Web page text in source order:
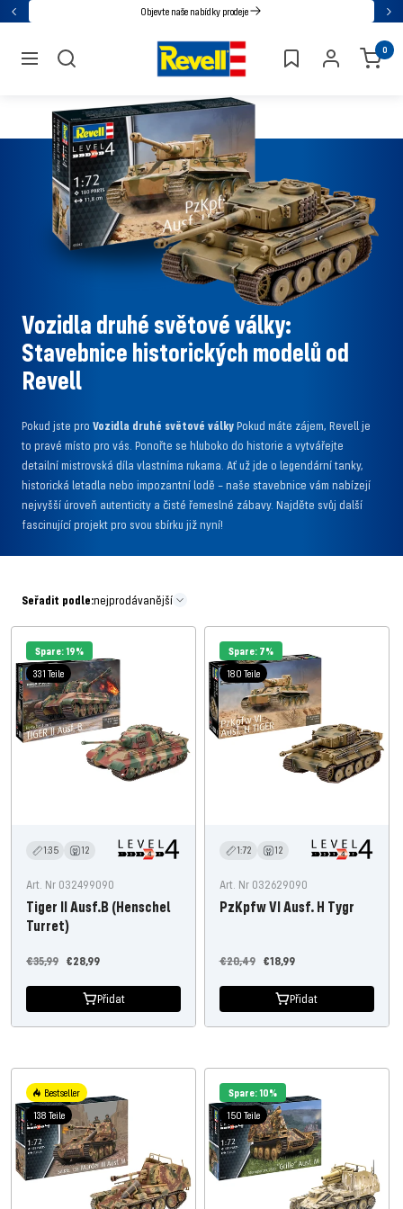
Přejděte
Zpět Objevte naše nabídky prodeje
navigace
Revell 0
Vozidla druhé světové války:
Stavebnice historických modelů od
Revell
Pokud jste pro Vozidla druhé světové válkyPokud máte zájem, Revell je
to pravé místo pro vás. Ponořte se hluboko do historie a vytvářejte
detailní mistrovská díla vlastníma rukama. Ať už jde o legendární tanky,
historická letadla nebo impozantní lodě – naše stavebnice vám nabízejí
nejvyšší úroveň autenticity a čisté řemeslné zábavy. Najděte svůj další
fascinující projekt pro svou sbírku již nyní!
Seřadit podle:nejprodávanější
Spare: 19%
331 Teile
1:35 12
Art. Nr 032499090
Tiger II Ausf.B (Henschel
Turret)
Nabídněte
€28,99
Běžná
€35,99
Přidat
Spare: 7%
180 Teile
1:72 12
Art. Nr 032629090
PzKpfw VI Ausf. H Tygr
Nabídněte
€18,99
Běžná
€20,49
Přidat
Bestseller
138 Teile
Spare: 10%
150 Teile